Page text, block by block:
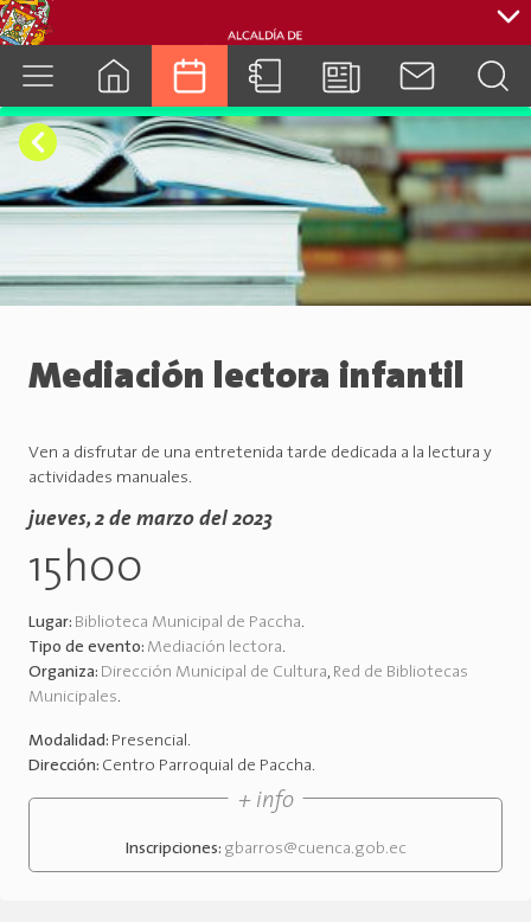
cuenca.gob.ec
Mediación lectora infantil
Ven a disfrutar de una entretenida tarde dedicada a la lectura y
actividades manuales.
jueves, 2 de marzo del 2023
15h00
Lugar: Biblioteca Municipal de Paccha.
Tipo de evento: Mediación lectora.
Organiza: Dirección Municipal de Cultura, Red de Bibliotecas
Municipales.
Modalidad: Presencial.
Dirección: Centro Parroquial de Paccha.
+ info
Inscripciones: gbarros@cuenca.gob.ec